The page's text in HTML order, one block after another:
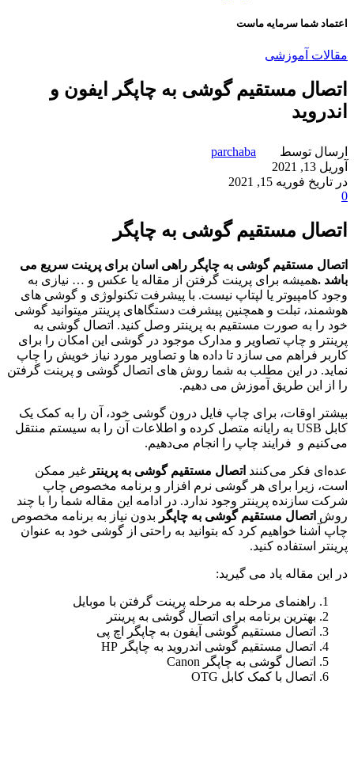
اعتماد شما سرمایه ماست
مقالات آموزشی
اتصال مستقیم گوشی به چاپگر ایفون و
اندروید
ارسال توسط
parchaba
آوریل 13, 2021
در تاریخ فوریه 15, 2021
0
اتصال مستقیم گوشی به چاپگر
اتصال مستقیم گوشی به چاپگر راهی اسان برای پرینت سریع می
باشد .همیشه برای پرینت گرفتن از مقاله یا عکس و … نیازی به
وجود کامپیوتر یا لپتاپ نیست. با پیشرفت تکنولوژی و گوشی های
هوشمند، تبلت و همچنین پیشرفت دستگاهای پرینتر میتوانید گوشی
خود را به صورت مستقیم به پرینتر وصل کنید. اتصال گوشی به
پرینتر و چاپ تصاویر و مدارک موجود در گوشی این امکان را برای
کاربر فراهم می سازد تا داده ها و تصاویر مورد نیاز خویش را چاپ
نماید. در این مطلب به شما روش های اتصال گوشی و پرینت گرفتن
را از این طریق آموزش می دهیم.
بیشتر اوقات، برای چاپ فایل درون گوشی خود، آن را به کمک یک
کابل USB به رایانه متصل کرده و اطلاعات آن را به سیستم منتقل
می‌کنیم و فرایند چاپ را انجام می‌دهیم.
عده‌ای فکر می‌کنند اتصال مستقیم گوشی به پرینتر غیر ممکن
است، زیرا برای هر گوشی نرم افزار و برنامه مخصوص چاپ
شرکت سازنده پرینتر وجود ندارد. در ادامه این مقاله شما را با چند
روش اتصال مستقیم گوشی به چاپگر بدون نیاز به برنامه مخصوص
چاپ آشنا خواهیم کرد که بتوانید به راحتی از گوشی خود به عنوان
پرینتر استفاده کنید.
در این مقاله یاد می گیرید:
راهنمای مرحله به مرحله پرینت گرفتن با موبایل
بهترین برنامه برای اتصال گوشی به پرینتر
اتصال مستقیم گوشی آیفون به چاپگر اچ پی
اتصال مستقیم گوشی اندروید به چاپگر HP
اتصال گوشی به چاپگر Canon
اتصال با کمک کابل OTG